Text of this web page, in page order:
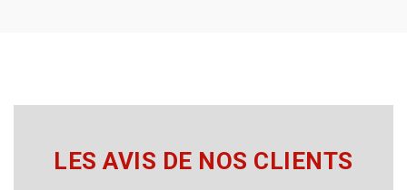
LES AVIS DE NOS CLIENTS